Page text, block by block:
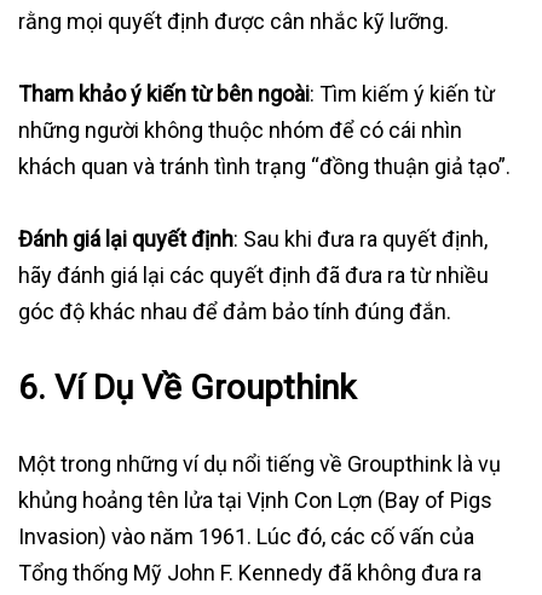
rằng mọi quyết định được cân nhắc kỹ lưỡng.
Tham khảo ý kiến từ bên ngoài: Tìm kiếm ý kiến từ
những người không thuộc nhóm để có cái nhìn
khách quan và tránh tình trạng “đồng thuận giả tạo”.
Đánh giá lại quyết định: Sau khi đưa ra quyết định,
hãy đánh giá lại các quyết định đã đưa ra từ nhiều
góc độ khác nhau để đảm bảo tính đúng đắn.
6. Ví Dụ Về Groupthink
Một trong những ví dụ nổi tiếng về Groupthink là vụ
khủng hoảng tên lửa tại Vịnh Con Lợn (Bay of Pigs
Invasion) vào năm 1961. Lúc đó, các cố vấn của
Tổng thống Mỹ John F. Kennedy đã không đưa ra